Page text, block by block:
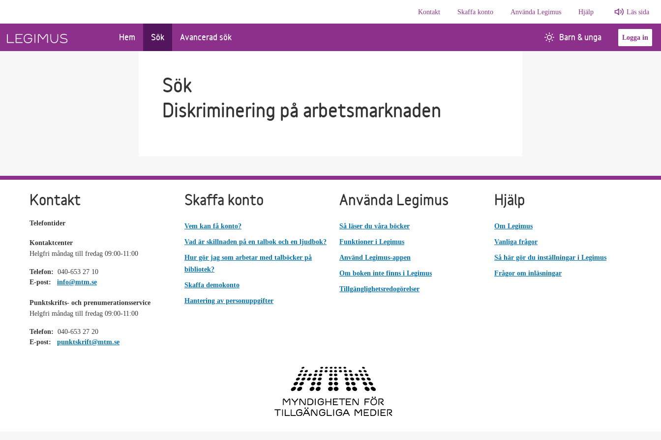
Kontakt
Skaffa konto Använda Legimus Hjälp Läs sida
Hem Sök Avancerad sök Barn & unga Logga in
Sök
Diskriminering på arbetsmarknaden
Kontakt
Telefontider
Kontaktcenter
Helgfri måndag till fredag 09:00-11:00
Telefon: 040-653 27 10
E-post:
info@mtm.se
Punktskrifts- och prenumerationsservice
Helgfri måndag till fredag 09:00-11:00
Telefon: 040-653 27 20
E-post:
punktskrift@mtm.se
Skaffa konto
Vem kan få konto?
Vad är skillnaden på en talbok och en ljudbok?
Hur gör jag som arbetar med talböcker på
bibliotek?
Skaffa demokonto
Hantering av personuppgifter
Använda Legimus
Så läser du våra böcker
Funktioner i Legimus
Använd Legimus-appen
Om boken inte finns i Legimus
Tillgänglighetsredogörelser
Hjälp
Om Legimus
Vanliga frågor
Så här gör du inställningar i Legimus
Frågor om inläsningar